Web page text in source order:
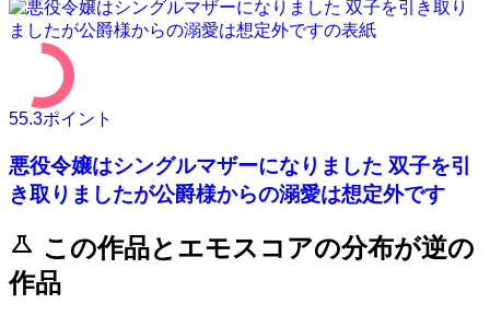
55.3ポイント
悪役令嬢はシングルマザーになりました 双子を引
き取りましたが公爵様からの溺愛は想定外です
science この作品とエモスコアの分布が逆の
作品